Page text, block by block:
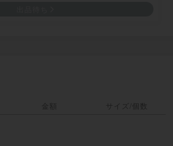
金額 サイズ/個数